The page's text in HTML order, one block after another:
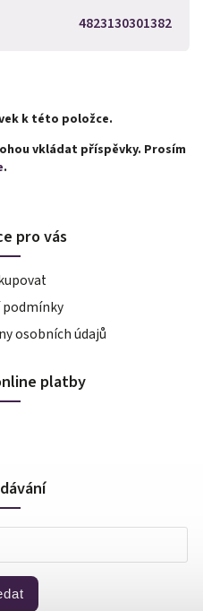
4823130301382
k této položce.
vkládat příspěvky. Prosím
.
pro vás
podmínky
osobních údajů
platby